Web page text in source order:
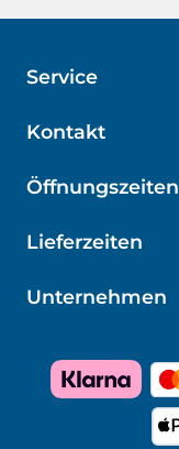
Kontakt
Öffnungszeiten
Service
Unternehmen
Lieferzeiten